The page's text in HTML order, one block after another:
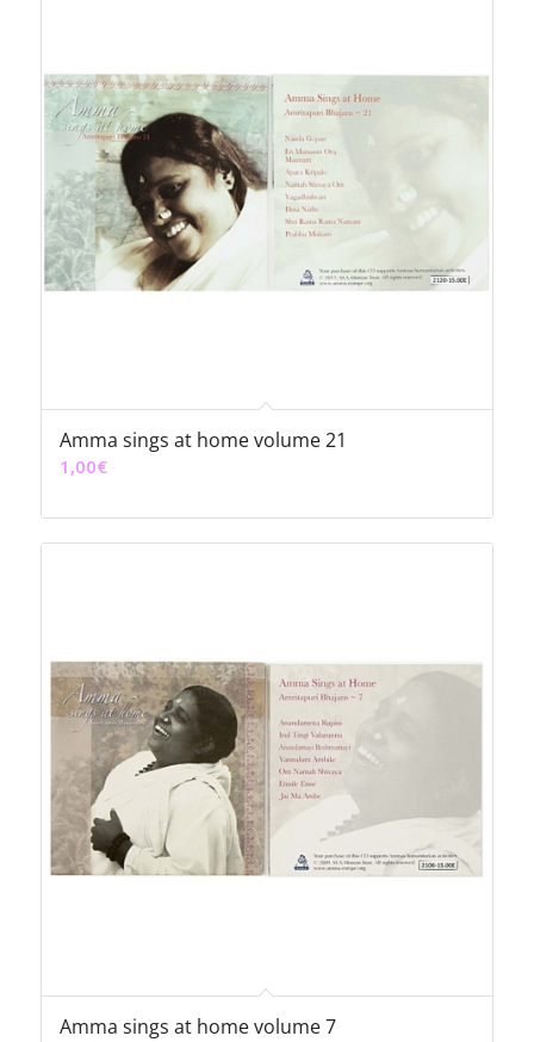
Amma sings at home volume 21
1,00€
Amma sings at home volume 7